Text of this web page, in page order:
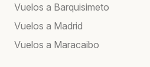
Vuelos a Barquisimeto
Vuelos a Madrid
Vuelos a Maracaibo